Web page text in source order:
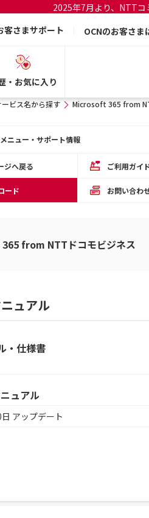
2025年7月より、NTT
客さまサポート
OCNのお客さま
・お気に入り
ービス名から探す Microsoft 365 from
ニュー・サポート情報
ジへ戻る ご利用ガイ
ード お問い合わ
from NTTドコモビジネス
ュアル
・仕様書
ュアル
アップデート